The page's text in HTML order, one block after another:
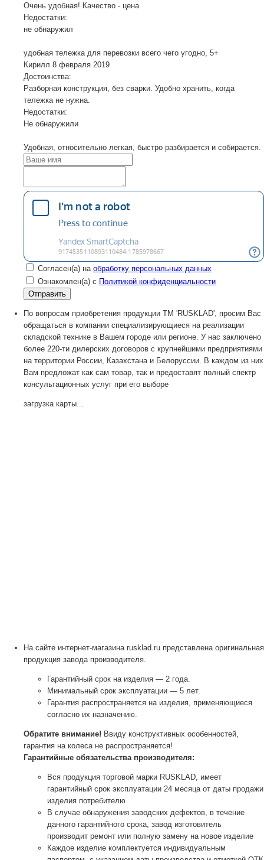
Очень удобная! Качество - цена
Недостатки:
не обнаружил
удобная тележка для перевозки всего чего угодно, 5+
Кирилл 8 февраля 2019
Достоинства:
Разборная конструкция, без сварки. Удобно хранить, когда
тележка не нужна.
Недостатки:
Не обнаружили
Удобная, относительно легкая, быстро разбирается и собирается.
Согласен(а) на обработку персональных данных
Ознакомлен(а) с Политикой конфиденциальности
По вопросам приобретения продукции TM 'RUSKLAD', просим Вас
обращаться в компании специализирующиеся на реализации
складской технике в Вашем городе или регионе. У нас заключено
более 220-ти дилерских договоров с крупнейшими предприятиями
на территории России, Казахстана и Белоруссии. В каждом из них
Вам предложат как сам товар, так и предоставят полный спектр
консультационных услуг при его выборе
загрузка карты...
На сайте интернет-магазина rusklad.ru представлена оригинальная
продукция завода производителя.
Гарантийный срок на изделия — 2 года.
Минимальный срок эксплуатации — 5 лет.
Гарантия распространяется на изделия, применяющиеся
согласно их назначению.
Обратите внимание! Ввиду конструктивных особенностей,
гарантия на колеса не распространяется!
Гарантийные обязательства производителя:
Вся продукция торговой марки RUSKLAD, имеет
гарантийный срок эксплуатации 24 месяца от даты продажи
изделия потребителю
В случае обнаружения заводских дефектов, в течение
данного гарантийного срока, завод изготовитель
производит ремонт или полную замену на новое изделие
Каждое изделие комплектуется индивидуальным